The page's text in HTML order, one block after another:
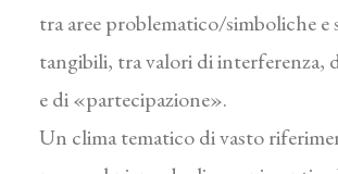
tra aree problematico/simboliche e
tangibili, tra valori di interferenza,
e di «partecipazione».
Un clima tematico di vasto